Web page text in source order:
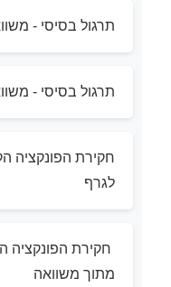
תרגול בסיסי -
תרגול בסיסי -
חקירת הפונקציה
לגרף
חקירת הפונקציה
מתוך משוואה